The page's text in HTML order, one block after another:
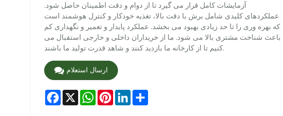
آزمایشات کامل قرار می گیرد تا از دوام و دقت اطمینان حاصل شود.
عملکردهای کلیدی شامل برش با دقت بالا، تغذیه خودکار و کنترل هوشمند است
که بهره وری را تا حد زیادی بهبود می بخشد. عملکرد پایدار و تعمیر و نگهداری کم
باعث شناخت مشتری بالا می شود. ما از خریداران داخلی و خارجی استقبال می
کنیم تا از کارخانه ما بازدید کنند و شاهد قدرت تولید ما باشند.
ارسال استعلام
Facebook
X WhatsApp
PinterestLinkedIn
Share